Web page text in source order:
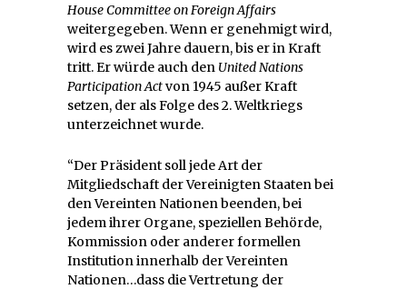
House Committee on Foreign Affairs
weitergegeben. Wenn er genehmigt wird,
wird es zwei Jahre dauern, bis er in Kraft
tritt. Er würde auch den United Nations
Participation Actvon 1945 außer Kraft
setzen, der als Folge des 2. Weltkriegs
unterzeichnet wurde.
“Der Präsident soll jede Art der
Mitgliedschaft der Vereinigten Staaten bei
den Vereinten Nationen beenden, bei
jedem ihrer Organe, speziellen Behörde,
Kommission oder anderer formellen
Institution innerhalb der Vereinten
Nationen…dass die Vertretung der